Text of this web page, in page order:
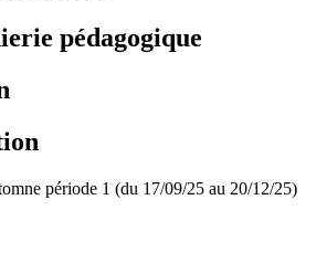
pédagogique
période 1 (du 17/09/25 au 20/12/25)